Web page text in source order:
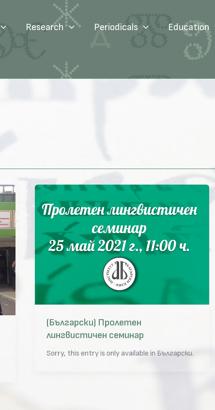
Research Periodicals Education
(Български) Пролетен
лингвистичен семинар
Sorry, this entry is only available in Български.